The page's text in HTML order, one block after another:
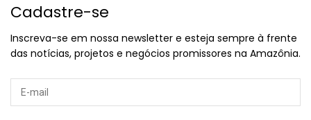
Cadastre-se
Inscreva-se em nossa newsletter e esteja sempre à frente
das notícias, projetos e negócios promissores na Amazônia.